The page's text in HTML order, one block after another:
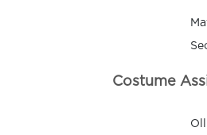
Costume